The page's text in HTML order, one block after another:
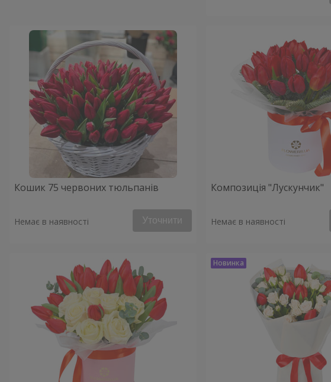
Кошик 75 червоних тюльпанів
Немає в наявності Уточнити
Композиція "Лускунчик"
Немає в наявності